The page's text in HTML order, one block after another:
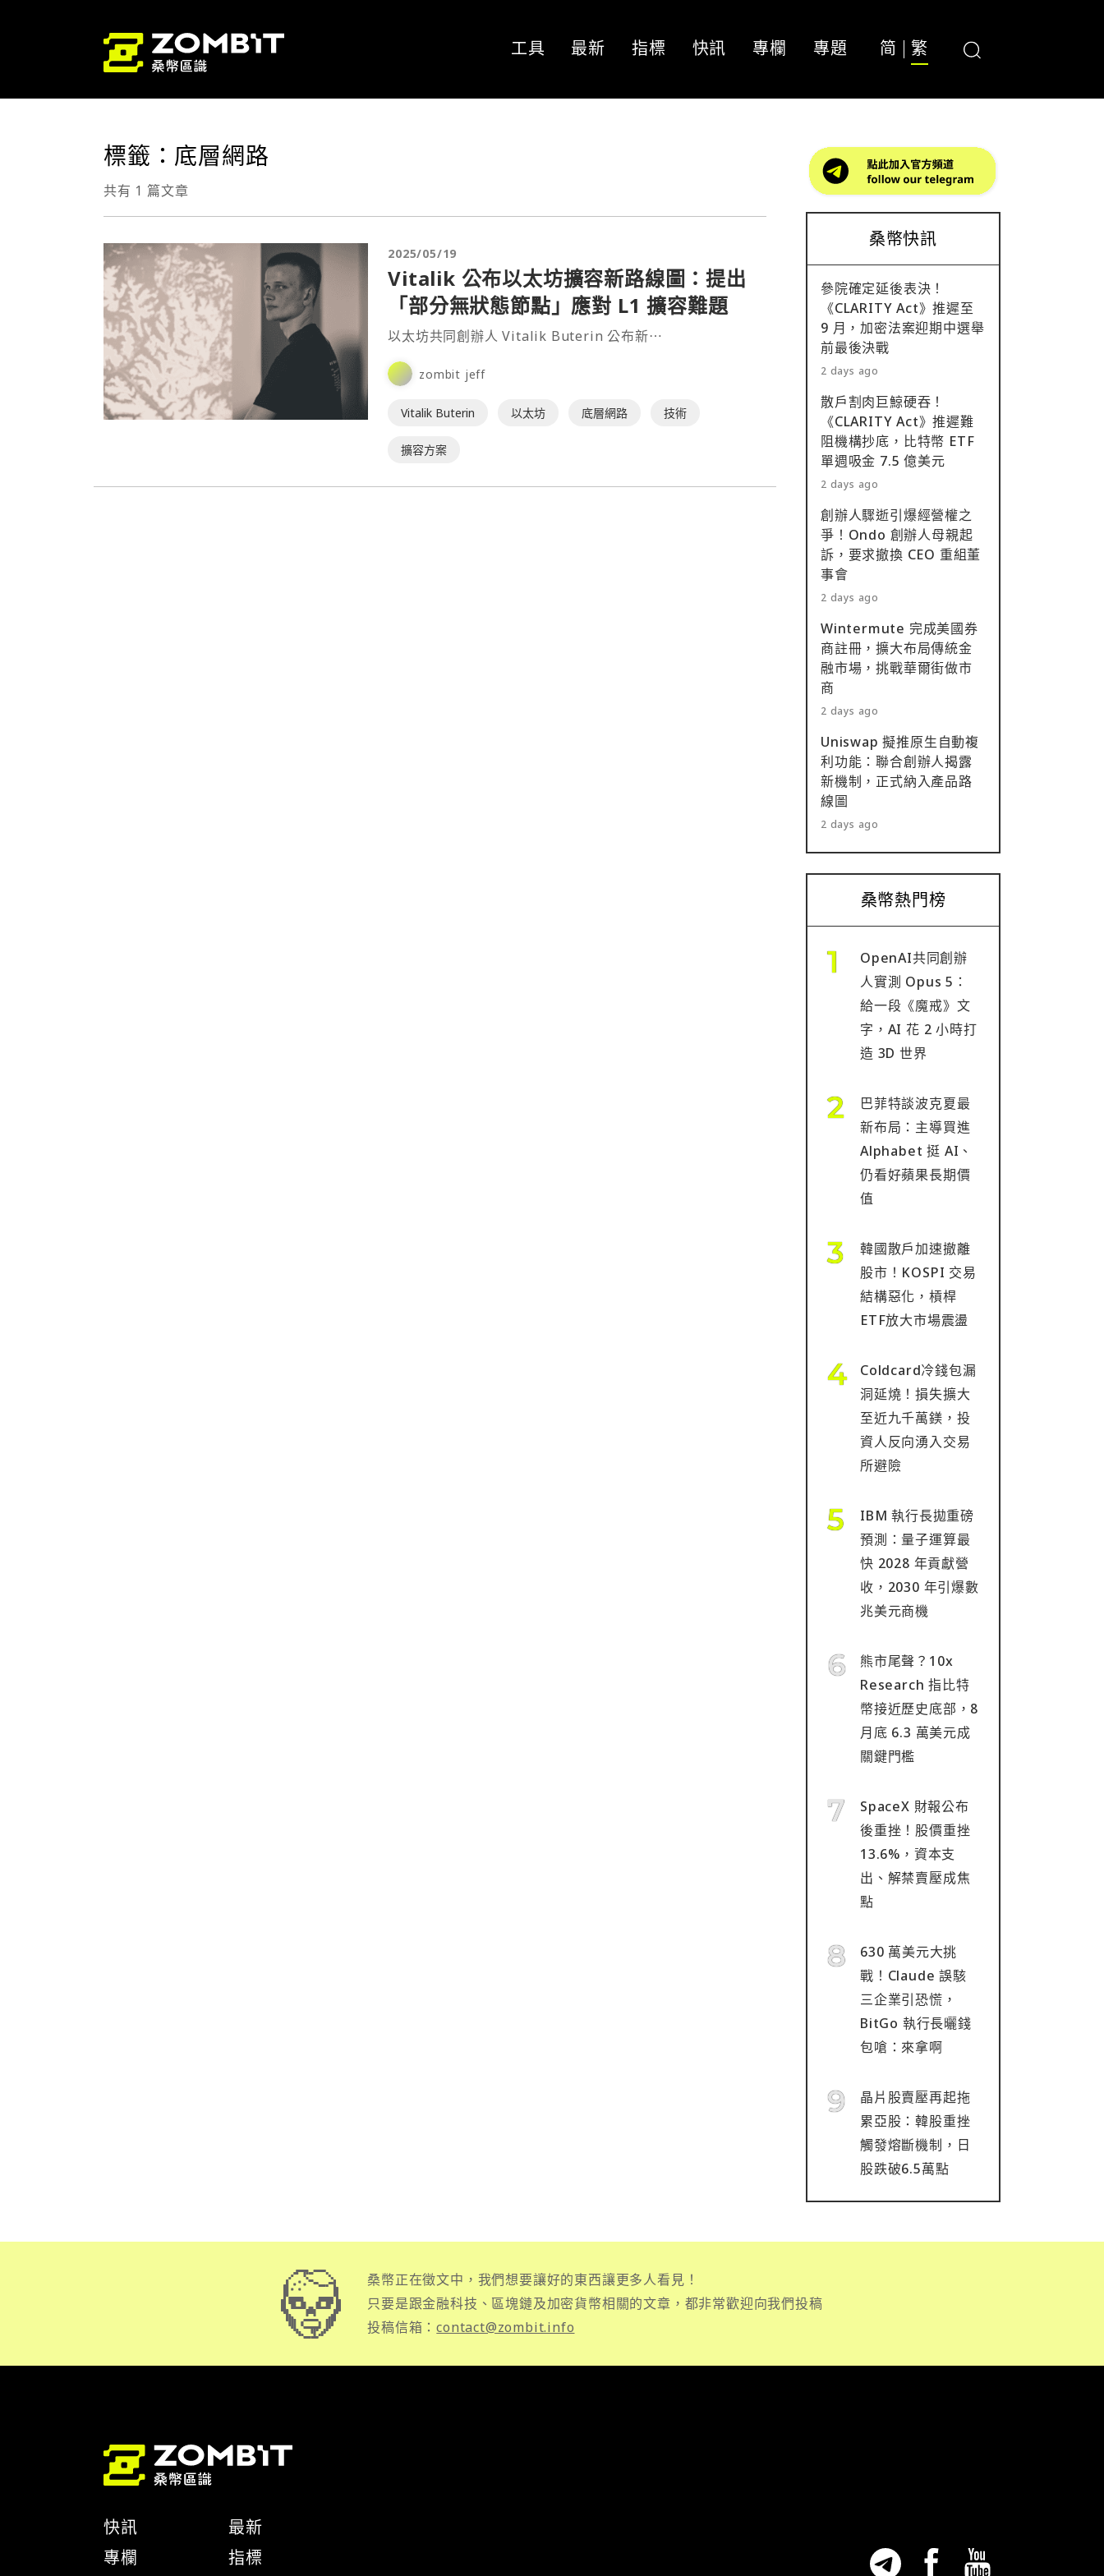
工具 最新 指標 快訊 專欄 專題 简 繁
標籤：底層網路
共有 1 篇文章
2025/05/19
Vitalik 公布以太坊擴容新路線圖：提出
「部分無狀態節點」應對 L1 擴容難題
以太坊共同創辦人 Vitalik Buterin 公布新⋯
zombit jeff
Vitalik Buterin 以太坊 底層網路 技術
擴容方案
桑幣快訊
參院確定延後表決！
《CLARITY Act》推遲至
9 月，加密法案迎期中選舉
前最後決戰
2 days ago
散戶割肉巨鯨硬吞！
《CLARITY Act》推遲難
阻機構抄底，比特幣 ETF
單週吸金 7.5 億美元
2 days ago
創辦人驟逝引爆經營權之
爭！Ondo 創辦人母親起
訴，要求撤換 CEO 重組董
事會
2 days ago
Wintermute 完成美國券
商註冊，擴大布局傳統金
融市場，挑戰華爾街做市
商
2 days ago
Uniswap 擬推原生自動複
利功能：聯合創辦人揭露
新機制，正式納入產品路
線圖
2 days ago
桑幣熱門榜
OpenAI共同創辦
人實測 Opus 5：
給一段《魔戒》文
字，AI 花 2 小時打
造 3D 世界
巴菲特談波克夏最
新布局：主導買進
Alphabet 挺 AI、
仍看好蘋果長期價
值
韓國散戶加速撤離
股市！KOSPI 交易
結構惡化，槓桿
ETF放大市場震盪
Coldcard冷錢包漏
洞延燒！損失擴大
至近九千萬鎂，投
資人反向湧入交易
所避險
IBM 執行長拋重磅
預測：量子運算最
快 2028 年貢獻營
收，2030 年引爆數
兆美元商機
熊市尾聲？10x
Research 指比特
幣接近歷史底部，8
月底 6.3 萬美元成
關鍵門檻
SpaceX 財報公布
後重挫！股價重挫
13.6%，資本支
出、解禁賣壓成焦
點
630 萬美元大挑
戰！Claude 誤駭
三企業引恐慌，
BitGo 執行長曬錢
包嗆：來拿啊
晶片股賣壓再起拖
累亞股：韓股重挫
觸發熔斷機制，日
股跌破6.5萬點
桑幣正在徵文中，我們想要讓好的東西讓更多人看見！
只要是跟金融科技、區塊鏈及加密貨幣相關的文章，都非常歡迎向我們投稿
投稿信箱：contact@zombit.info
快訊
專欄
最新
指標